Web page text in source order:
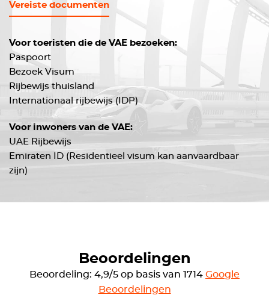
Vereiste documenten
Voor toeristen die de VAE bezoeken:
Paspoort
Bezoek Visum
Rijbewijs thuisland
Internationaal rijbewijs (IDP)
Voor inwoners van de VAE:
UAE Rijbewijs
Emiraten ID (Residentieel visum kan aanvaardbaar
zijn)
Beoordelingen
Beoordeling: 4,9/5 op basis van 1714 Google
Beoordelingen